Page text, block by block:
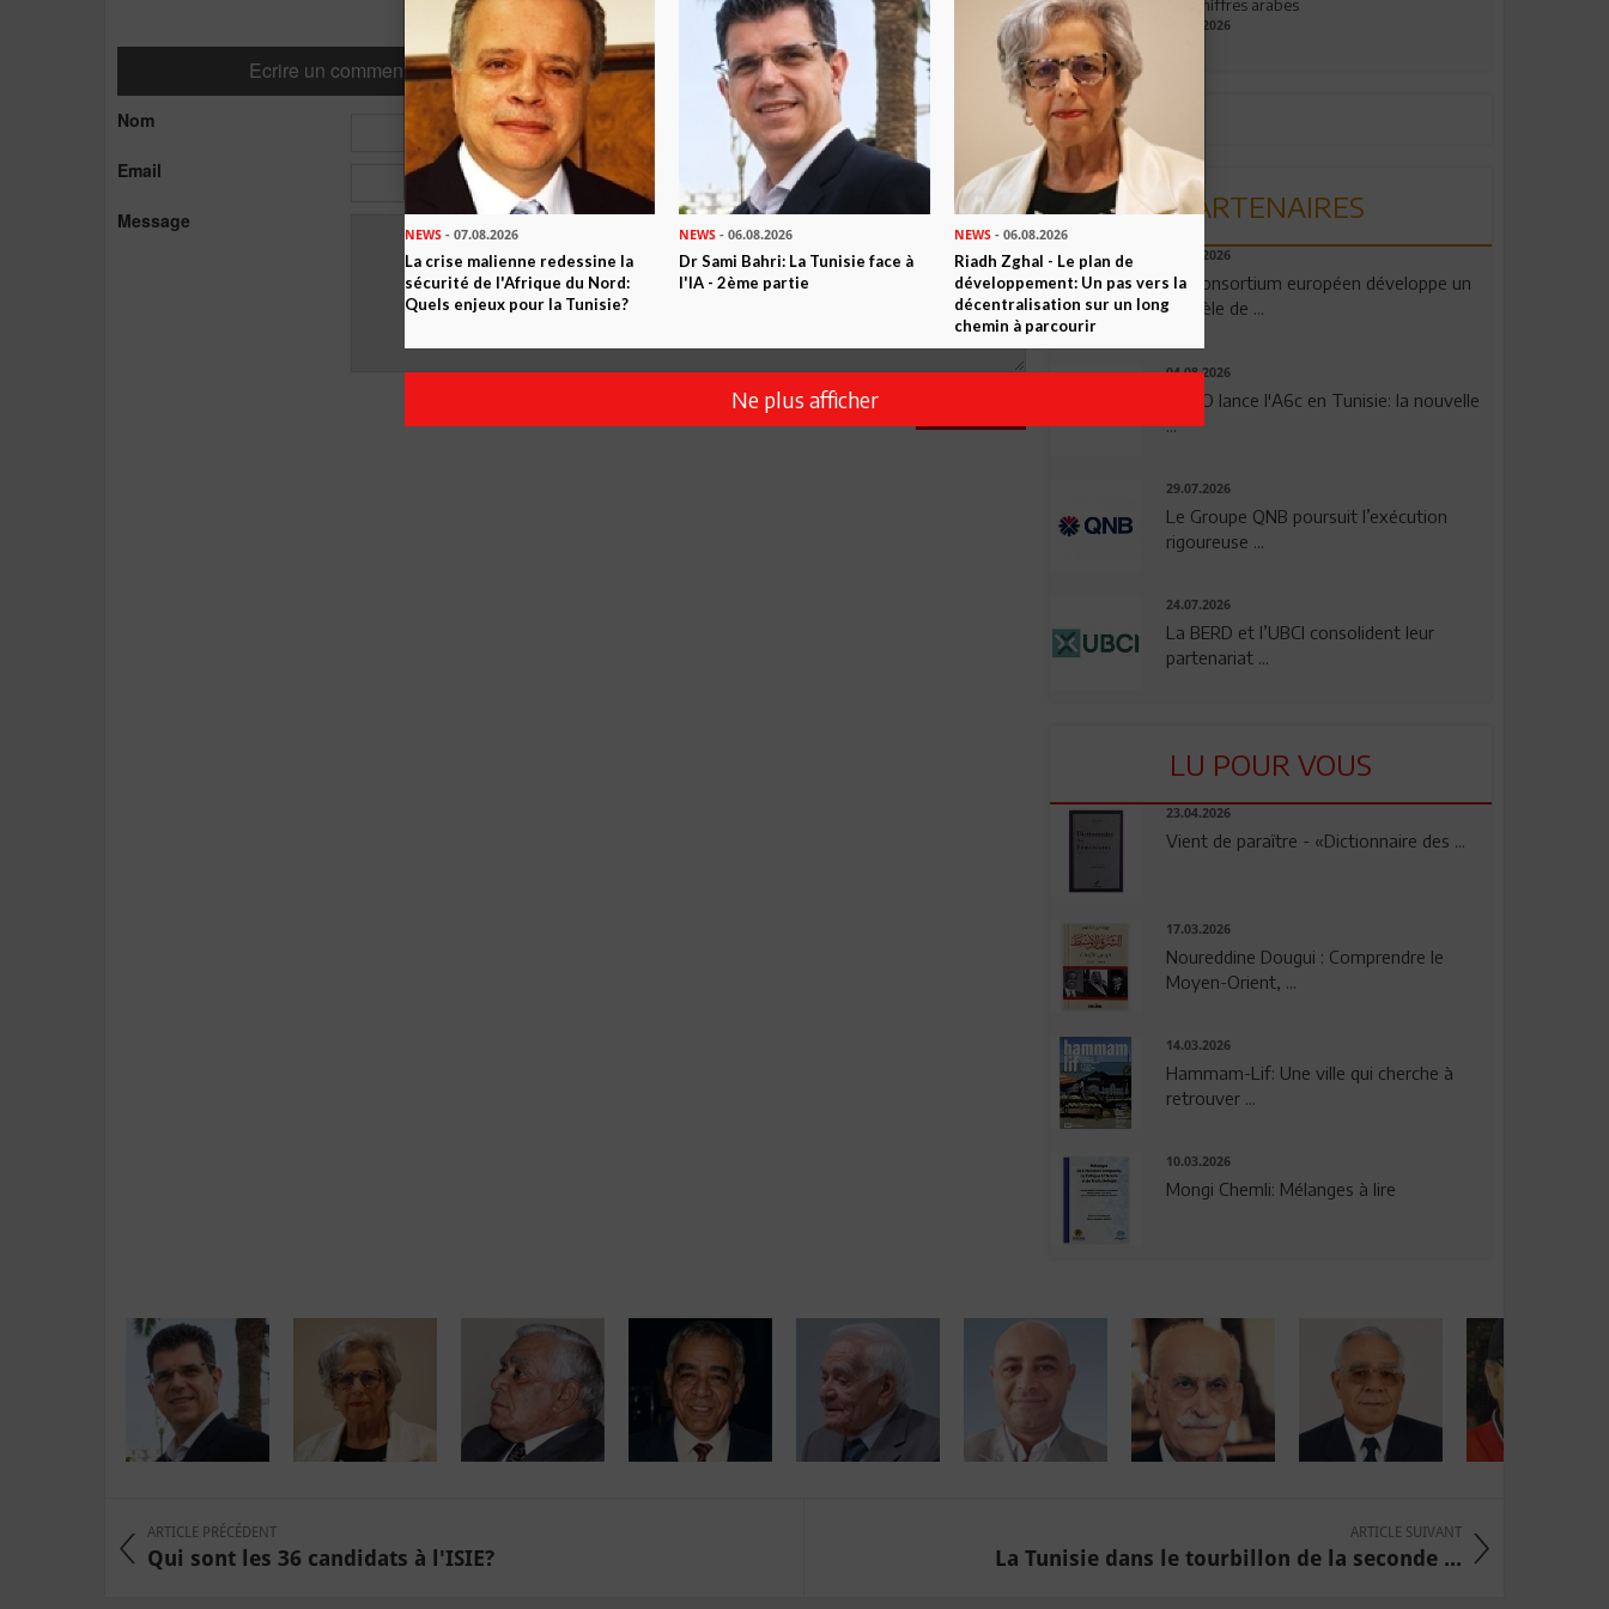
Commentaires
Ecrire un commentaire Commenter
Nom
Email
Message
aux chiffres arabes
09.07.2026
PARTENAIRES
06.08.2026
Un consortium européen développe un
modèle de ...
04.08.2026
OPPO lance l'A6c en Tunisie: la nouvelle
...
29.07.2026
Le Groupe QNB poursuit l’exécution
rigoureuse ...
24.07.2026
La BERD et l’UBCI consolident leur
partenariat ...
LU POUR VOUS
23.04.2026
Vient de paraître - «Dictionnaire des ...
17.03.2026
Noureddine Dougui : Comprendre le
Moyen-Orient, ...
14.03.2026
Hammam-Lif: Une ville qui cherche à
retrouver ...
10.03.2026
Mongi Chemli: Mélanges à lire
ARTICLE PRÉCÉDENT
Qui sont les 36 candidats à l'ISIE?
ARTICLE SUIVANT
La Tunisie dans le tourbillon de la seconde ...
NEWS - 07.08.2026
La crise malienne redessine la
sécurité de l'Afrique du Nord:
Quels enjeux pour la Tunisie?
NEWS - 06.08.2026
Dr Sami Bahri: La Tunisie face à
l'IA - 2ème partie
NEWS- 06.08.2026
Riadh Zghal - Le plan de
développement: Un pas vers la
décentralisation sur un long
chemin à parcourir
Ne plus afficher